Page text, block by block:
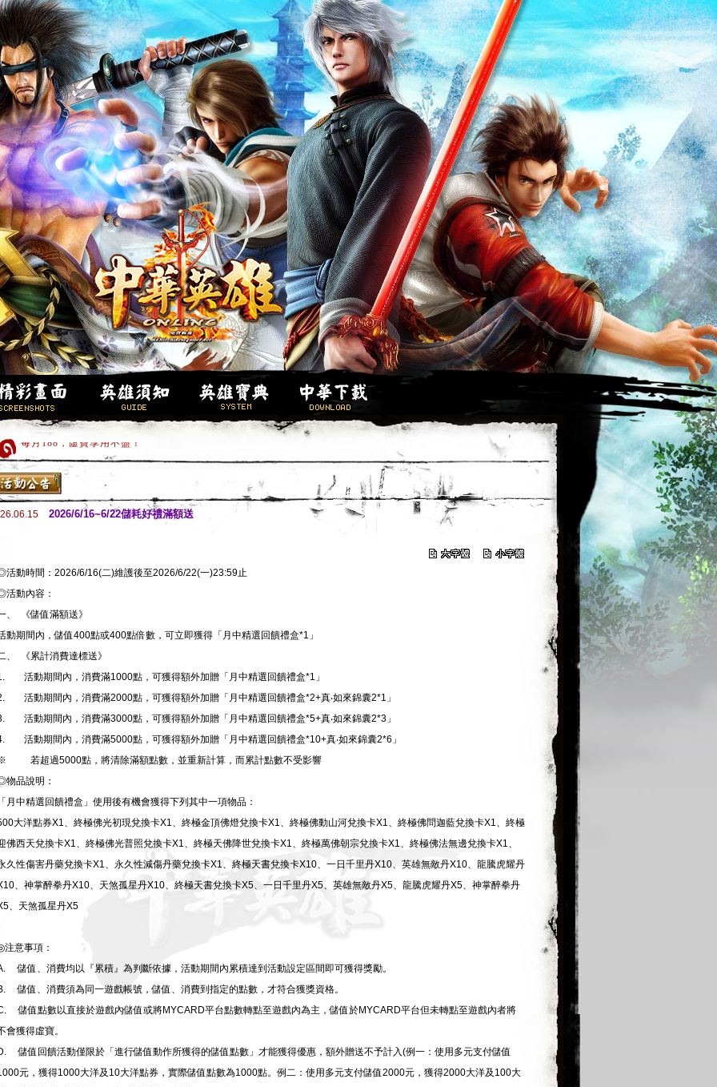
快速衝到500級的方法!?
求好籤過好年，玩遊戲拿虛寶!!
高級金裝加碼送，新手加入趁現在!!
歡迎新手加入，創角立即100級。
馬年行大運，虛寶大方送!!
全套16件完美金裝，立即領取。
2026/6/16~6/22儲耗好禮滿額送
活動時間：2026/6/16(二)維護後至2026/6/22(一)23:59止
活動內容：
、 《儲值滿額送》
動期間內，儲值400點或400點倍數，可立即獲得「月中精選回饋禮盒*1」
、 《累計消費達標送》
活動期間內，消費滿1000點，可獲得額外加贈「月中精選回饋禮盒*1」
活動期間內，消費滿2000點，可獲得額外加贈「月中精選回饋禮盒*2+真‧如來錦囊2*1」
活動期間內，消費滿3000點，可獲得額外加贈「月中精選回饋禮盒*5+真‧如來錦囊2*3」
活動期間內，消費滿5000點，可獲得額外加贈「月中精選回饋禮盒*10+真‧如來錦囊2*6」
若超過5000點，將清除滿額點數，並重新計算，而累計點數不受影響
物品說明：
月中精選回饋禮盒」使用後有機會獲得下列其中一項物品：
大洋點券X1、終極佛光初現兌換卡X1、終極金頂佛燈兌換卡X1、終極佛動山河兌換卡X1、終極佛問迦藍兌換卡X1、終極
佛西天兌換卡X1、終極佛光普照兌換卡X1、終極天佛降世兌換卡X1、終極萬佛朝宗兌換卡X1、終極佛法無邊兌換卡X1、
久性傷害丹藥兌換卡X1、永久性減傷丹藥兌換卡X1、終極天書兌換卡X10、一日千里丹X10、英雄無敵丹X10、龍騰虎耀丹
、神掌醉拳丹X10、天煞孤星丹X10、終極天書兌換卡X5、一日千里丹X5、英雄無敵丹X5、龍騰虎耀丹X5、神掌醉拳丹
、天煞孤星丹X5
注意事項：
儲值、消費均以『累積』為判斷依據，活動期間內累積達到活動設定區間即可獲得獎勵。
儲值、消費須為同一遊戲帳號，儲值、消費到指定的點數，才符合獲獎資格。
儲值點數以直接於遊戲內儲值或將MYCARD平台點數轉點至遊戲內為主，儲值於MYCARD平台但未轉點至遊戲內者將
會獲得虛寶。
儲值回饋活動僅限於「進行儲值動作所獲得的儲值點數」才能獲得優惠，額外贈送不予計入(例一：使用多元支付儲值
元，獲得1000大洋及10大洋點券，實際儲值點數為1000點。例二：使用多元支付儲值2000元，獲得2000大洋及100大